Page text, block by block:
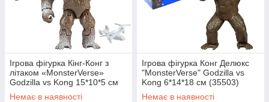
Ігрова фігурка Кінг-Конг з
літаком «MonsterVerse»
Godzilla vs Kong 15*10*5 см
(35309)
Немає в наявності
Ігрова фігурка Конг Делюкс
"MonsterVerse" Godzilla vs
Kong 6*14*18 см (35503)
Немає в наявності